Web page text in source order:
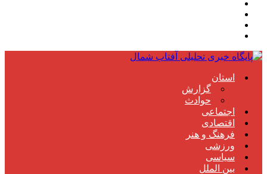
استان
گزارش
حوادث
اجتماعی
اقتصادی
فرهنگ و هنر
ورزشی
سیاسی
بین الملل